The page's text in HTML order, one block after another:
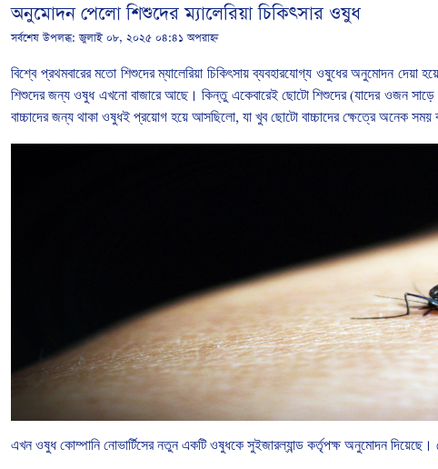
অনুমোদন পেলো শিশুদের ম্যালেরিয়া চিকিৎসার ওষুধ
সর্বশেষ উপলব্ধ:জুলাই ০৮, ২০২৫ ০৪:৪১ অপরাহ্ন
বিশ্বে প্রথমবারের মতো শিশুদের ম্যালেরিয়া চিকিৎসায় ব্যবহারযোগ্য ওষুধের অনুমোদন দেয়া
শিশুদের জন্য ওষুধ এখনো বাজারে আছে। কিন্তু একেবারেই ছোটো শিশুদের(যাদের ওজন সাড়ে
বাচ্চাদের জন্য থাকা ওষুধই প্রয়োগ হয়ে আসছিলো, যা খুব ছোটো বাচ্চাদের ক্ষেত্রে অনেক সময়
এখন ওষুধ কোম্পানি নোভার্টিসের নতুন একটি ওষুধকে সুইজারল্যান্ড কর্তৃপক্ষ অনুমোদন দিয়েছে।